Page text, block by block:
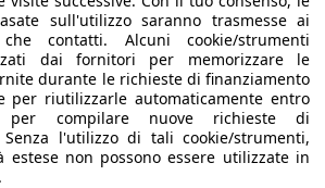
AutoScout24
sull'utilizzo saranno trasmesse ai
che contatti. Alcuni cookie/strumenti
dai fornitori per memorizzare le
durante le richieste di finanziamento
per riutilizzarle automaticamente entro
per compilare nuove richieste di
Senza l'utilizzo di tali cookie/strumenti,
estese non possono essere utilizzate in